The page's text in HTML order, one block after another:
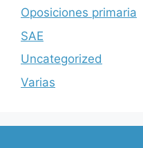
Oposiciones primaria
SAE
Uncategorized
Varias